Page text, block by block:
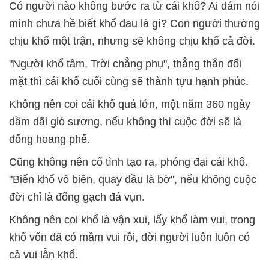
Có người nào không bước ra từ cái khổ? Ai dám nói
mình chưa hề biết khổ đau là gì? Con người thường
chịu khổ một trận, nhưng sẽ không chịu khổ cả đời.
"Người khổ tâm, Trời chẳng phụ", thẳng thắn đối
mặt thì cái khổ cuối cùng sẽ thành tựu hạnh phúc.
Không nên coi cái khổ quá lớn, một năm 360 ngày
dầm dãi gió sương, nếu không thì cuộc đời sẽ là
đống hoang phế.
Cũng không nên cố tình tạo ra, phóng đại cái khổ.
"Biển khổ vô biên, quay đầu là bờ", nếu không cuộc
đời chỉ là đống gạch đá vụn.
Không nên coi khổ là vận xui, lấy khổ làm vui, trong
khổ vốn đã có mầm vui rồi, đời người luôn luôn có
cả vui lẫn khổ.